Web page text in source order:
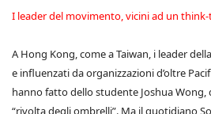
I leader del movimento, vicini ad un
A Hong Kong, come a Taiwan, i leader
e influenzati da organizzazioni d’oltre
hanno fatto dello studente Joshua Wong,
“rivolta degli ombrelli”. Ma il quotidiano